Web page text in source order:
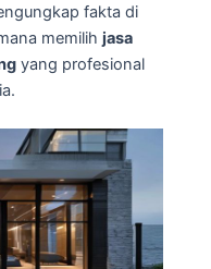
fakta di
memilih jasa
yang profesional